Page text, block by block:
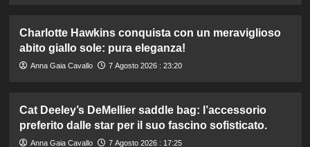
Charlotte Hawkins conquista con un meraviglioso
abito giallo sole: pura eleganza!
Anna Gaia Cavallo 7 Agosto 2026 : 23:20
Cat Deeley’s DeMellier saddle bag: l’accessorio
preferito dalle star per il suo fascino sofisticato.
Anna Gaia Cavallo 7 Agosto 2026 : 17:25